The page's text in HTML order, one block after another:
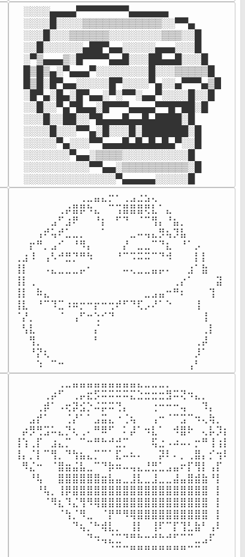
░░░░▄▄▄▄▀▀▀▀▀▀▀▀▄▄▄▄▄▄
░░░░█░░░░▒▒▒▒▒▒▒▒▒▒▒▒░░▀▀▄
░░░█░░░▒▒▒▒▒▒░░░░░░░░▒▒▒░░█
░░█░░░░░░▄██▀▄▄░░░░░▄▄▄░░░█
░▀▒▄▄▄▒░█▀▀▀▀▄▄█░░░██▄▄█░░░█
█▒█▒▄░▀▄▄▄▀░░░░░░░░█░░░▒▒▒▒▒█
█▒█░█▀▄▄░░░░░█▀░░░░▀▄░░▄▀▀▀▄▒█
░█▀▄░█▄░█▀▄▄░▀░▀▀░▄▄▀░░░░█░░█
░░█░░▀▄▀█▄▄░█▀▀▀▄▄▄▄▀▀█▀██░█
░░░█░░██░░▀█▄▄▄█▄▄█▄████░█
░░░░█░░░▀▀▄░█░░░█░███████░█
░░░░░▀▄░░░▀▀▄▄▄█▄█▄█▄█▄▀░░█
░░░░░░░▀▄▄░▒▒▒▒░░░░░░░░░░█
░░░░░░░░░░▀▀▄▄░▒▒▒▒▒▒▒▒▒▒░█
░░░░░░░░░░░░░░▀▄▄▄▄▄░░░░░█
⠀⠀⠀⠀⠀⠀⠀⠀⠀⢀⣀⣤⣄⡒⠂⢀⣠⣐⣢⢄⠀⠀⠀⠀⠀⠀⠀⠀
⠀⠀⠀⠀⠀⠀⢀⡴⣿⡿⠳⣄⠀⠉⢩⣿⣿⣿⢟⣇⠁⣄⠀⠀⠀⠀⠀⠀
⠀⠀⠀⠀⠀⣠⠋⣰⠟⠀⠀⠘⡆⠀⠋⠙⠀⠈⠉⢻⡄⠘⣦⡀⠀⠀⠀⠀
⠀⠀⠀⢠⠞⢥⠞⣁⣀⡀⠀⠀⠁⠀⠀⠀⣀⠤⢤⣄⡻⢦⡹⣧⠀⠀⠀⠀
⠀⠀⡖⠛⡀⣠⠊⠀⠘⠻⡄⠀⠀⠀⠀⡜⠀⣀⣀⠉⠙⣆⠀⠘⠁⡠⠀⠀
⢀⣰⠸⠀⢠⠣⠚⣛⡙⠛⠳⠀⠀⠀⠘⠉⠩⠭⠭⠉⠙⠺⠀⠀⠀⡇⡇⠀
⢸⡇⠀⠀⠠⣄⣀⣀⣀⡤⠂⠀⠀⠀⠀⠤⢄⣀⣀⣤⡤⠄⠀⠀⣰⠁⣷⠀
⢸⡇⢀⠀⠀⠀⠀⠀⠀⠀⠀⠀⠀⠀⠀⠀⠀⠀⠀⠀⠀⠀⢀⡔⠁⠀⠀⠀⣽⠀
⢸⡇⠀⠷⣄⠀⠀⠀⠀⠀⠀⠀⠀⠀⠀⠀⠀⠀⣀⣠⣤⠒⠛⠆⠀⠀⠀⢹⠀
⢸⣇⠀⠘⠉⠹⣉⠰⠶⡒⠒⡖⠒⢒⠞⠋⠙⢏⡠⠜⠁⠑⠀⠀⠀⢸⠀
⠈⡜⡀⠀⠀⠀⠈⠀⢠⠋⠒⢑⠊⠙⠀⠀⠀⠀⠀⠀⠀⠀⠀⠀⠀⠀⢸⠀
⠀⢣⣇⠀⠀⠀⠀⠀⠀⠀⠀⡌⠀⠀⠀⠀⠀⠀⠀⠀⠀⠀⠀⠀⠀⠀⢀⡇
⠀⠀⢻⡀⠀⠀⠀⠀⠀⠀⠀⠃⠀⠀⠀⠀⠀⠀⠀⠀⠀⠀⠀⠀⠀⢀⡼⠀
⠀⠀⠘⡝⢆⠀⠀⠀⠀⠀⠀⠀⠀⠀⠀⠀⠀⠀⠀⠀⠀⠀⠀⠀⠀⡸⠁⠀
⠀⠀⠀⠱⠀⠉⠒⠀⠀⠀⠀⠀⠀⠀⠀⠀⠀⠀⠀⠀⠀⠀⠀⠀⢠⠃⠀⠀
⠀⠀⠀⠀⠀⠀⢀⣀⣤⣤⣤⣤⣤⣤⣤⣤⣤⣄⣀⣀⣀⡀⠀⠀⠀⠀⠀⠀⠀⠀
⠀⠀⠀⠀⢀⡴⠋⠀⢀⡤⣖⡫⠭⠭⠭⠭⣍⣑⣒⣒⣒⣻⠭⢝⠲⣄⡀⠀⠀⠀
⠀⠀⠀⢀⡾⠁⠠⢖⡽⣪⡑⠬⡭⠭⢙⡄⠀⠀⠀⢐⠒⠒⠒⢤⠀⠀⠹⡄⠀⠀
⠀⠀⣠⡞⠁⠀⠀⢈⡜⠁⠁⣠⣭⣄⠐⢈⢦⠀⠀⢠⠒⠈⠉⣩⠉⠲⢄⢷⡀⠀
⠀⡴⡻⢛⣩⠥⣄⡙⢆⢀⠄⠛⠿⠋⠀⠅⡼⠁⠲⣇⠁⠀⠺⣿⠗⠀⢄⡧⡹⡆
⢸⢱⢀⡏⠀⣰⣄⡉⠀⠉⠒⠛⠓⠚⣚⡉⠀⠀⠀⢯⣐⠠⠴⠤⠄⡒⠛⢸⢰⡇
⢸⡄⡈⡇⠉⢻⡀⠙⢳⣦⣄⡉⠉⠁⣏⠤⠦⠄⠀⠀⡽⠇⠄⡀⢀⣿⡄⡊⢲⠇
⠀⠻⣌⠒⠀⠈⣿⣶⣬⣧⣀⠉⠙⡷⠶⠤⢤⣄⣘⣛⣁⣠⣤⠖⡏⢻⡇⢠⡏⠀
⠀⠀⠘⢧⠀⠀⣿⣿⣿⣿⣿⣿⣶⣧⣤⣀⣸⣇⣀⣸⣀⣀⣼⣤⣿⣾⣷⠘⡇⠀
⠀⠀⠀⠘⢧⡀⢸⡿⣿⣿⣿⣿⣿⣿⣿⣿⣿⣿⣿⣿⣿⣿⣿⣿⣿⣿⣿⠀⡇⠀
⠀⠀⠀⠀⠈⠻⣆⠹⣌⢻⠻⢿⣿⣿⣿⣿⣿⣿⣿⣿⣿⣿⣿⣿⣿⣿⣿⠀⡇⠀
⠀⠀⠀⠀⠀⠀⠈⢳⡈⠻⣀⠀⠈⡟⠛⠻⢿⣿⣿⣿⣿⣿⣿⣿⣿⣿⣿⠀⡇⠀
⠀⠀⠀⠀⠀⠀⠀⠀⠙⢦⡈⠓⢾⣇⡀⠀⢸⡇⠀⢸⠏⠉⡏⢹⣃⣷⠃⢠⠇⠀
⠀⠀⠀⠀⠀⠀⠀⠀⠀⠀⠙⠲⢤⣌⣉⠙⠛⠓⠒⠚⠓⠚⠋⠉⠉⣀⣠⠏⠀⠀
⠀⠀⠀⠀⠀⠀⠀⠀⠀⠀⠀⠀⠀⠈⠉⠉⠛⠛⠛⠛⠛⠛⠛⠛⠉⠉⠀⠀⠀⠀